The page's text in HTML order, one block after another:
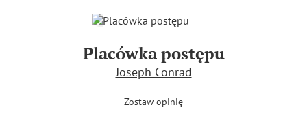
Placówka postępu
Joseph Conrad
Zostaw opinię